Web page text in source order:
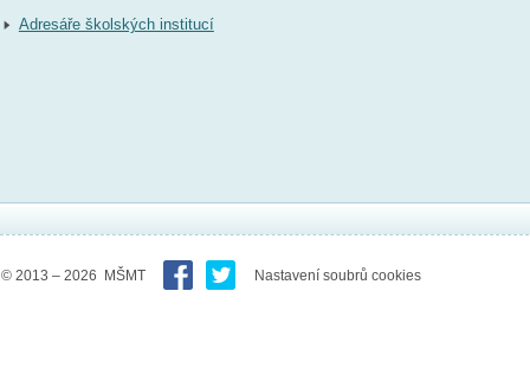
Adresáře školských institucí
© 2013 – 2026 MŠMT Nastavení soubrů cookies